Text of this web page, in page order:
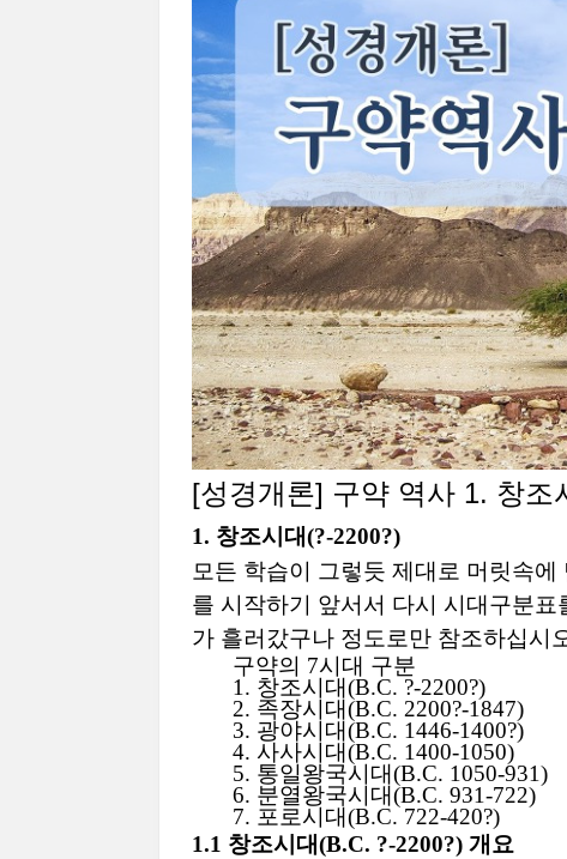
[성경개론] 구약 역사 1. 창조
1. 창조시대(?-2200?)
모든 학습이 그렇듯 제대로 머릿속
를 시작하기 앞서서 다시 시대구분표
가 흘러갔구나 정도로만 참조하십시
구약의 7시대 구분
1. 창조시대(B.C. ?-2200?)
2. 족장시대(B.C. 2200?-1847)
3. 광야시대(B.C. 1446-1400?)
4. 사사시대(B.C. 1400-1050)
5. 통일왕국시대(B.C. 1050-931)
6. 분열왕국시대(B.C. 931-722)
7. 포로시대(B.C. 722-420?)
1.1 창조시대(B.C. ?-2200?) 개요